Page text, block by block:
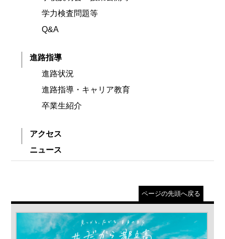
学力検査問題等
Q&A
進路指導
進路状況
進路指導・キャリア教育
卒業生紹介
アクセス
ニュース
ページの先頭へ戻る
＃だから都立高（別ウインドウが開きます）